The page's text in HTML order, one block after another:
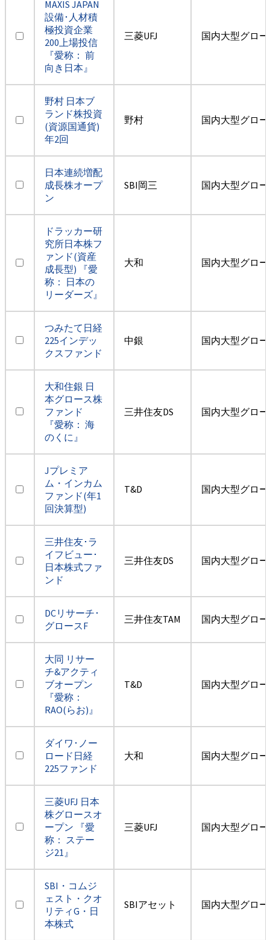
MAXIS JAPAN
設備･人材積
極投資企業
200上場投信
『愛称： 前
向き日本』
三菱UFJ 国内大型グロ
野村 日本ブ
ランド株投資
(資源国通貨)
年2回
野村 国内大型グロ
日本連続増配
成長株オープ
ン
SBI岡三 国内大型グロ
ドラッカー研
究所日本株フ
ァンド(資産
成長型) 『愛
称： 日本の
リーダーズ』
大和 国内大型グロ
つみたて日経
225インデッ
クスファンド
中銀 国内大型グロ
大和住銀 日
本グロース株
ファンド
『愛称： 海
のくに』
三井住友DS 国内大型グロ
Jプレミア
ム・インカム
ファンド(年1
回決算型)
T&D 国内大型グロ
三井住友･ラ
イフビュー･
日本株式ファ
ンド
三井住友DS 国内大型グロ
DCリサーチ･
グロースF
三井住友TAM 国内大型グロ
大同 リサー
チ&アクティ
ブオープン
『愛称：
RAO(らお)』
T&D 国内大型グロ
ダイワ･ノー
ロード日経
225ファンド
大和 国内大型グロ
三菱UFJ 日本
株グロースオ
ープン 『愛
称： ステー
ジ21』
三菱UFJ 国内大型グロ
SBI・コムジ
ェスト・クオ
リティG・日
本株式
SBIアセット 国内大型グロ